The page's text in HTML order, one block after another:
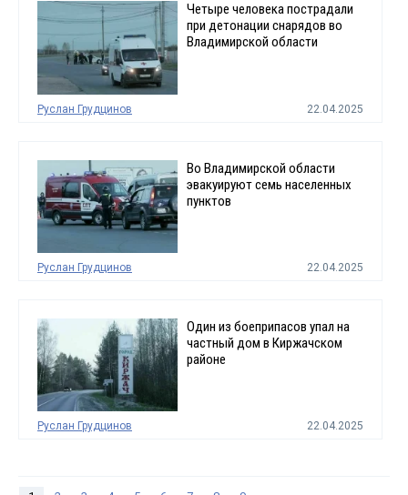
Четыре человека пострадали
при детонации снарядов во
Владимирской области
Руслан Грудцинов 22.04.2025
Во Владимирской области
эвакуируют семь населенных
пунктов
Руслан Грудцинов 22.04.2025
Один из боеприпасов упал на
частный дом в Киржачском
районе
Руслан Грудцинов 22.04.2025